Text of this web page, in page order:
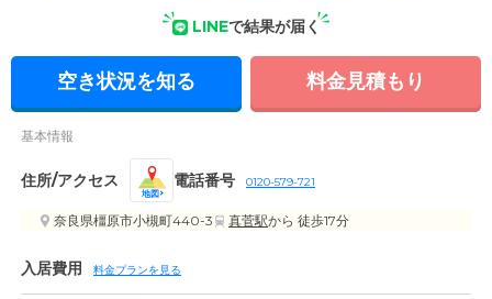
LINEで結果が届く
空き状況を知る 料金見積もり
基本情報
住所/アクセス
地図
電話番号 0120-579-721
奈良県橿原市小槻町440-3 真菅駅から 徒歩17分
入居費用 料金プランを見る